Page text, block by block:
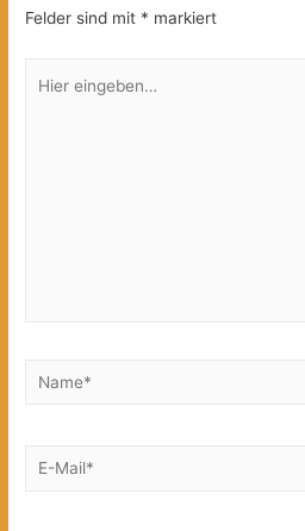
Felder sind mit * markiert
eingeben…
Name*
E-